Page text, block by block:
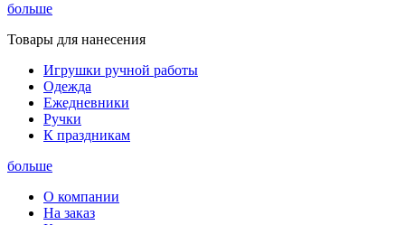
больше
Товары для нанесения
Игрушки ручной работы
Одежда
Ежедневники
Ручки
К праздникам
больше
О компании
На заказ